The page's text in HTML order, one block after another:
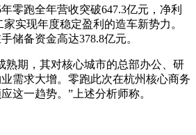
零跑全年营收突破647.3亿元，净利
实现年度稳定盈利的造车新势力。
储备资金高达378.8亿元。
熟期，其对核心城市的总部办公、研
需求大增。零跑此次在杭州核心商务
这一趋势。”上述分析师称。